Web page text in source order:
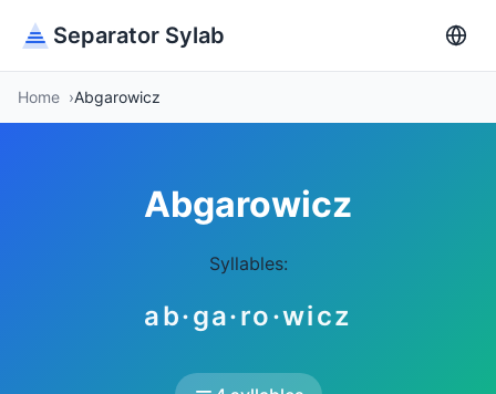
Separator Sylab
Home Abgarowicz
Abgarowicz
Syllables:
ab·ga·ro·wicz